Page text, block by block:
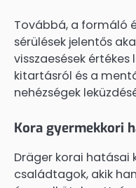
Továbbá, a formáló
sérülések jelentős
visszaesések
kitartásról és a
nehézségek
Kora gyermekkori
Dräger korai hatásai
családtagok, akik